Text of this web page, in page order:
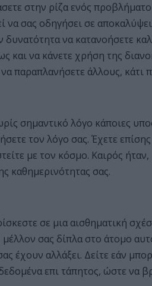
στην ρίζα ενός
να σας οδηγήσει σε
να κατανοήσετε
και να κάνετε χρήση της
παραπλανήσετε άλλους, κάτι
σημαντικό λόγο κάποιες
τον λόγο σας. Έχετε
με τον κόσμο. Καιρός
καθημερινότητας σας.
σε μια αισθηματική
μέλλον σας δίπλα στο άτομο
έχουν αλλάξει. Δείτε εάν
επι τάπητος, ώστε να